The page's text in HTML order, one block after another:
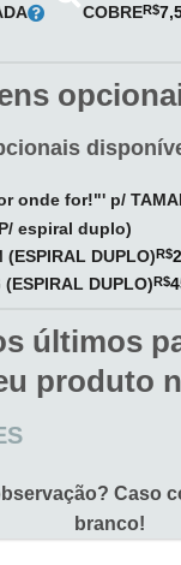
COBRER$
onde for!"' p/
espiral duplo)
DUPLO)R$
DUPLO)R$
últimos
produto
Caso
branco!